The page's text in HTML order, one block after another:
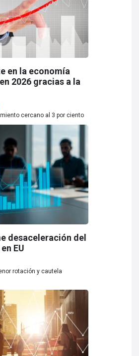
en la economía
2026 gracias a la
cercano al 3 por ciento
desaceleración del
EU
rotación y cautela